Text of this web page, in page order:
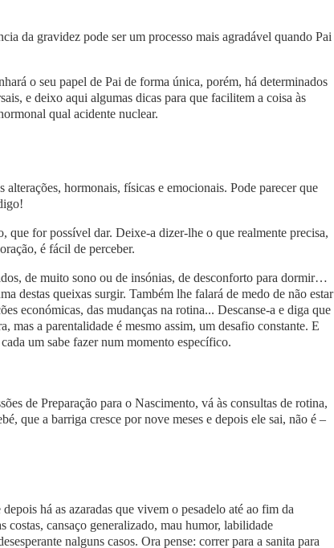
da gravidez pode ser um processo mais agradável quando Pai
o seu papel de Pai de forma única, porém, há determinados
e deixo aqui algumas dicas para que facilitem a coisa às
qual acidente nuclear.
alterações, hormonais, físicas e emocionais. Pode parecer que
que for possível dar. Deixe-a dizer-lhe o que realmente precisa,
é fácil de perceber.
de muito sono ou de insónias, de desconforto para dormir…
destas queixas surgir. Também lhe falará de medo de não estar
económicas, das mudanças na rotina... Descanse-a e diga que
mas a parentalidade é mesmo assim, um desafio constante. E
um sabe fazer num momento específico.
de Preparação para o Nascimento, vá às consultas de rotina,
que a barriga cresce por nove meses e depois ele sai, não é –
há as azaradas que vivem o pesadelo até ao fim da
cansaço generalizado, mau humor, labilidade
nalguns casos. Ora pense: correr para a sanita para